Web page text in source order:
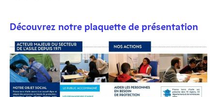
Découvrez notre plaquette de présentation